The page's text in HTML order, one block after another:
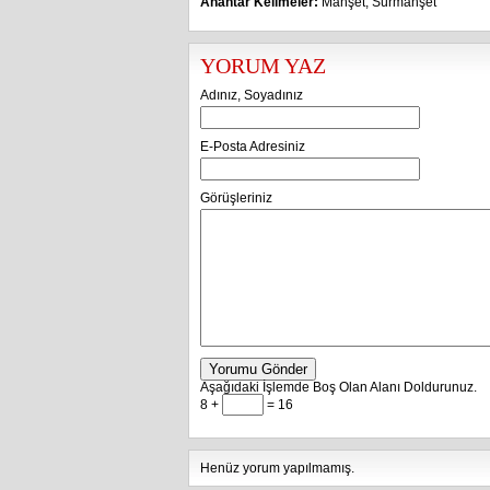
YORUM YAZ
Adınız, Soyadınız
E-Posta Adresiniz
Görüşleriniz
Yorumu Gönder
Aşağıdaki İşlemde Boş Olan Alanı Doldurunuz.
8 +
= 16
Henüz yorum yapılmamış.